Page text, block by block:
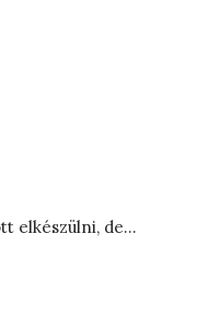
elkészülni, de…